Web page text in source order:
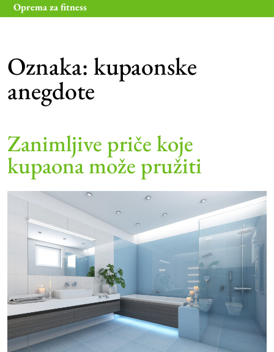
Skip
to
Oprema za fitness
Oznaka: kupaonske
anegdote
Zanimljive priče koje
kupaona može pružiti